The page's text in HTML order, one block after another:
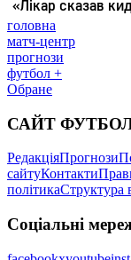
головна
матч-центр
прогнози
футбол +
Обране
САЙТ ФУТБОЛ
РедакціяПрогнози
сайтуКонтакти
політикаСтруктура
Соціальні